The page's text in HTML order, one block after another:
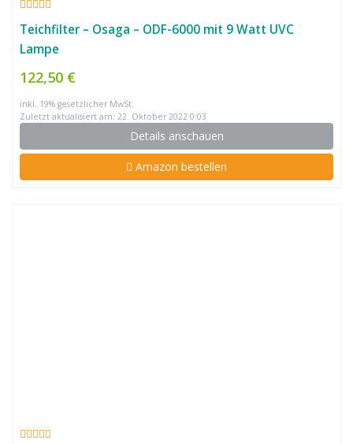
Teichfilter – Osaga – ODF-6000 mit 9 Watt UVC
Lampe
122,50 €
inkl. 19% gesetzlicher MwSt.
Zuletzt aktualisiert am: 22. Oktober 2022 0:03
Details anschauen
Amazon bestellen